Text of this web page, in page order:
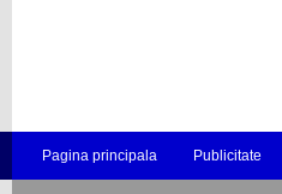
Pagina principala Publicitate